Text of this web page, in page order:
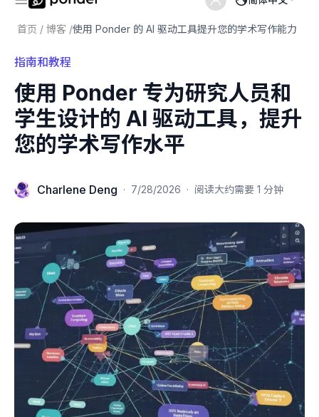
首页 / 博客 /使用 Ponder 的 AI 驱动工具提升您的学术写作能力
指南和教程
使用 Ponder 专为研究人员和
学生设计的 AI 驱动工具，提升
您的学术写作水平
Charlene Deng · 7/28/2026 · 阅读大约需要 1 分钟